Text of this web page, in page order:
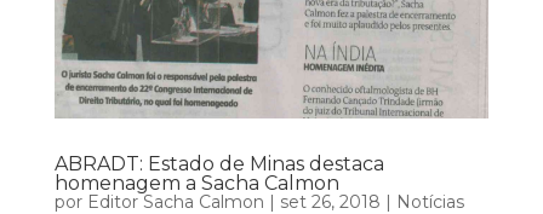
ABRADT: Estado de Minas destaca
homenagem a Sacha Calmon
por Editor Sacha Calmon | set 26, 2018 | Notícias